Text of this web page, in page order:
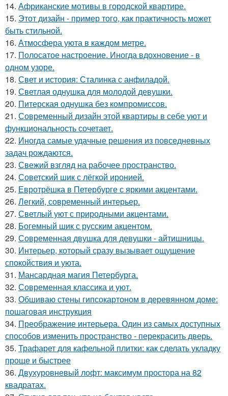
14. Африканские мотивы в городской квартире.
15. Этот дизайн - пример того, как практичность может
быть стильной.
16. Атмосфера уюта в каждом метре.
17. Полосатое настроение. Иногда вдохновение - в
одном узоре.
18. Свет и история: Сталинка с анфиладой.
19. Светлая однушка для молодой девушки.
20. Питерская однушка без компромиссов.
21. Современный дизайн этой квартиры в себе уют и
функциональность сочетает.
22. Иногда самые удачные решения из повседневных
задач рождаются.
23. Свежий взгляд на рабочее пространство.
24. Советский шик с лёгкой иронией.
25. Евротрёшка в Петербурге с яркими акцентами.
26. Легкий, современный интерьер.
27. Светлый уют с природными акцентами.
28. Богемный шик с русским акцентом.
29. Современная двушка для девушки - айтишницы.
30. Интерьер, который сразу вызывает ощущение
спокойствия и уюта.
31. Мансардная магия Петербурга.
32. Современная классика и уют.
33. Обшиваю стены гипсокартоном в деревянном доме:
пошаговая инструкция
34. Преображение интерьера. Один из самых доступных
способов изменить пространство - перекрасить дверь.
35. Трафарет для кафельной плитки: как сделать укладку
проще и быстрее
36. Двухуровневый лофт: максимум простора на 82
квадратах.